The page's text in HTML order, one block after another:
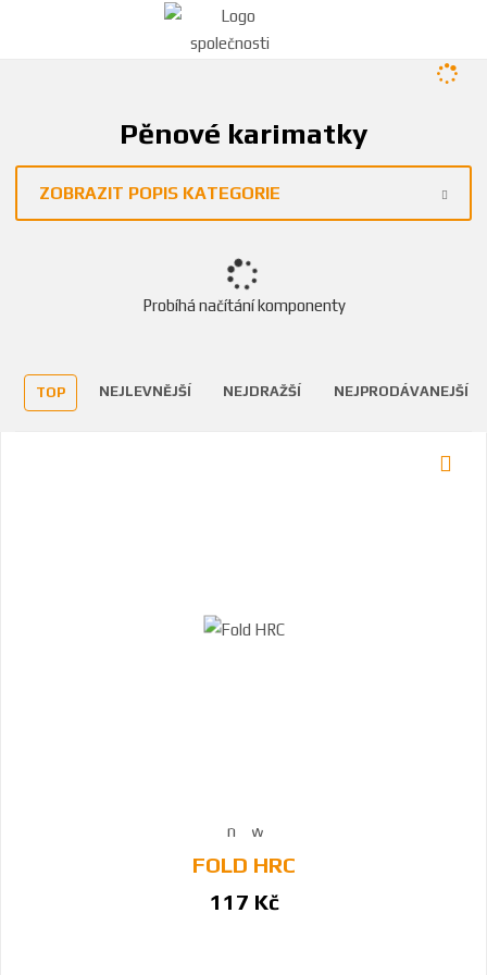
Pěnové karimatky
ZOBRAZIT POPIS KATEGORIE
Probíhá načítání komponenty
TOP NEJLEVNĚJŠÍ NEJDRAŽŠÍ NEJPRODÁVANEJŠÍ
FOLD HRC
117 Kč